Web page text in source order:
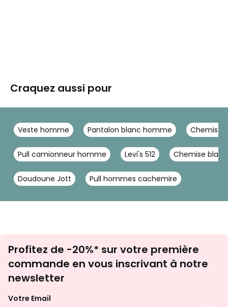
Craquez aussi pour
Veste homme Pantalon blanc homme Chemise
Pull camionneur homme Levi's 512 Chemise
Doudoune Jott Pull hommes cachemire
newsletter
Profitez de -20%* sur votre première
commande en vous inscrivant à notre
newsletter
Votre Email